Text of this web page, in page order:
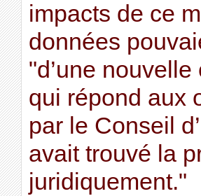
impacts de ce
données
"d’une
qui répond aux
par le Conseil
avait trouvé la
juridiquement."